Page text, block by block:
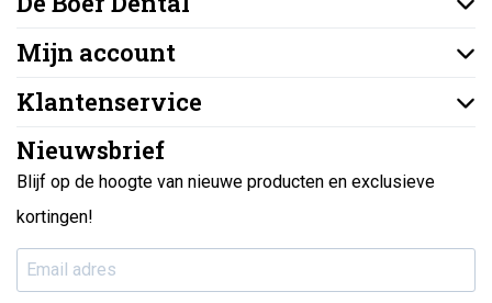
Mijn account
Klantenservice
Nieuwsbrief
Blijf op de hoogte van nieuwe producten en exclusieve
kortingen!